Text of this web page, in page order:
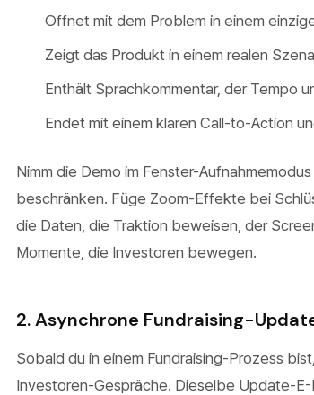
Öffnet mit dem Problem in einem
Zeigt das Produkt in einem realen
Enthält Sprachkommentar, der Tempo
Endet mit einem klaren Call-to-Action
Nimm die Demo im Fenster-
beschränken. Füge Zoom-Effekte bei
die Daten, die Traktion beweisen, der
Momente, die Investoren bewegen.
2. Asynchrone Fundraising-
Sobald du in einem Fundraising-Prozess
Investoren-Gespräche. Dieselbe Update-